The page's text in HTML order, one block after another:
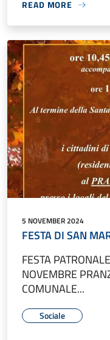
READ MORE
5 NOVEMBER 2024
FESTA DI SAN
FESTA
NOVEMBRE
COMUNALE...
Sociale